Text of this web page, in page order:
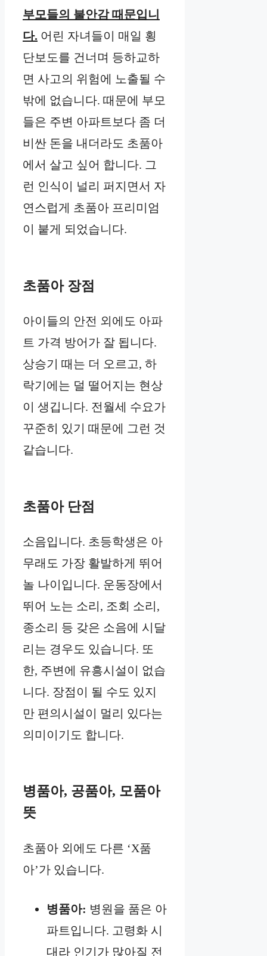
부모들의 불안감 때문입니
다. 어린 자녀들이 매일 횡
단보도를 건너며 등하교하
면 사고의 위험에 노출될 수
밖에 없습니다. 때문에 부모
들은 주변 아파트보다 좀 더
비싼 돈을 내더라도 초품아
에서 살고 싶어 합니다. 그
런 인식이 널리 퍼지면서 자
연스럽게 초품아 프리미엄
이 붙게 되었습니다.
초품아 장점
아이들의 안전 외에도 아파
트 가격 방어가 잘 됩니다.
상승기 때는 더 오르고, 하
락기에는 덜 떨어지는 현상
이 생깁니다. 전월세 수요가
꾸준히 있기 때문에 그런 것
같습니다.
초품아 단점
소음입니다. 초등학생은 아
무래도 가장 활발하게 뛰어
놀 나이입니다. 운동장에서
뛰어 노는 소리, 조회 소리,
종소리 등 갖은 소음에 시달
리는 경우도 있습니다. 또
한, 주변에 유흥시설이 없습
니다. 장점이 될 수도 있지
만 편의시설이 멀리 있다는
의미이기도 합니다.
병품아, 공품아, 모품아
뜻
초품아 외에도 다른 ‘X품
아’가 있습니다.
병품아: 병원을 품은 아
파트입니다. 고령화 시
대라 인기가 많아질 전